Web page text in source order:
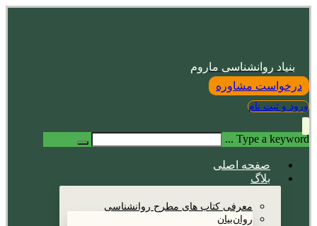
بنیاد روانشناسی ماروم
درخواست مشاوره
ورود و ثبت نام
Type a keyword ...
صفحه اصلی
بلاگ
معرفی کتاب های مطرح روانشناسی
روان‌بیان